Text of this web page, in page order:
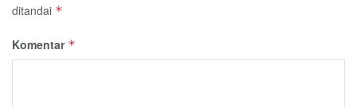
ditandai *
Komentar *